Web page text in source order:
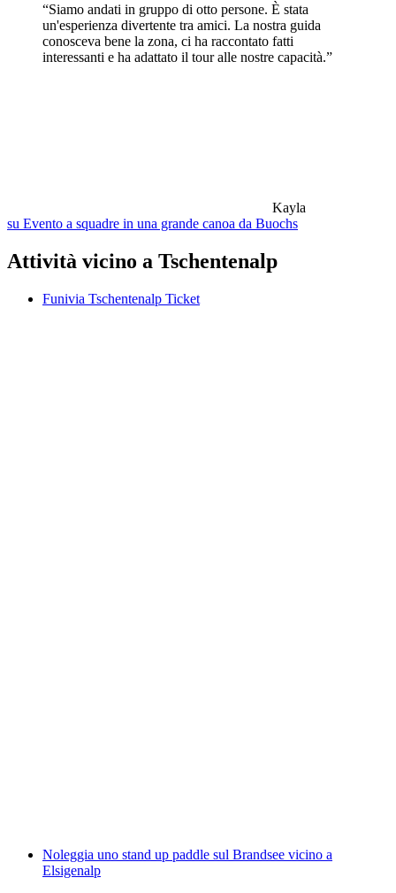
“Siamo andati in gruppo di otto persone. È stata
un'esperienza divertente tra amici. La nostra guida
conosceva bene la zona, ci ha raccontato fatti
interessanti e ha adattato il tour alle nostre capacità.”
Kayla
su Evento a squadre in una grande canoa da Buochs
Attività vicino a Tschentenalp
Funivia Tschentenalp Ticket
Noleggia uno stand up paddle sul Brandsee vicino a
Elsigenalp